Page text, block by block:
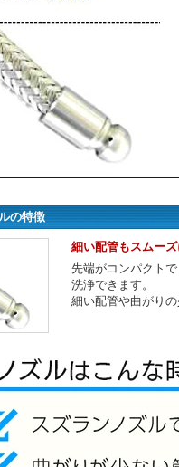
の特徴
細い配管もスムー
先端がコンパクト
洗浄できます。
細い配管や曲がり